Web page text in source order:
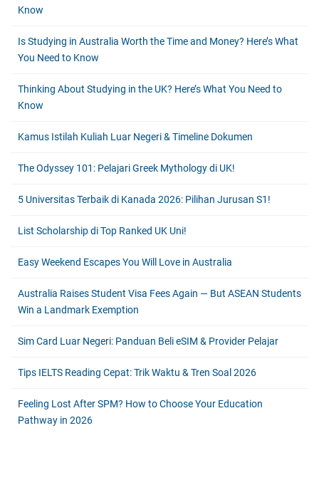
Know
Is Studying in Australia Worth the Time and Money? Here’s What
You Need to Know
Thinking About Studying in the UK? Here’s What You Need to
Know
Kamus Istilah Kuliah Luar Negeri & Timeline Dokumen
The Odyssey 101: Pelajari Greek Mythology di UK!
5 Universitas Terbaik di Kanada 2026: Pilihan Jurusan S1!
List Scholarship di Top Ranked UK Uni!
Easy Weekend Escapes You Will Love in Australia
Australia Raises Student Visa Fees Again — But ASEAN Students
Win a Landmark Exemption
Sim Card Luar Negeri: Panduan Beli eSIM & Provider Pelajar
Tips IELTS Reading Cepat: Trik Waktu & Tren Soal 2026
Feeling Lost After SPM? How to Choose Your Education
Pathway in 2026